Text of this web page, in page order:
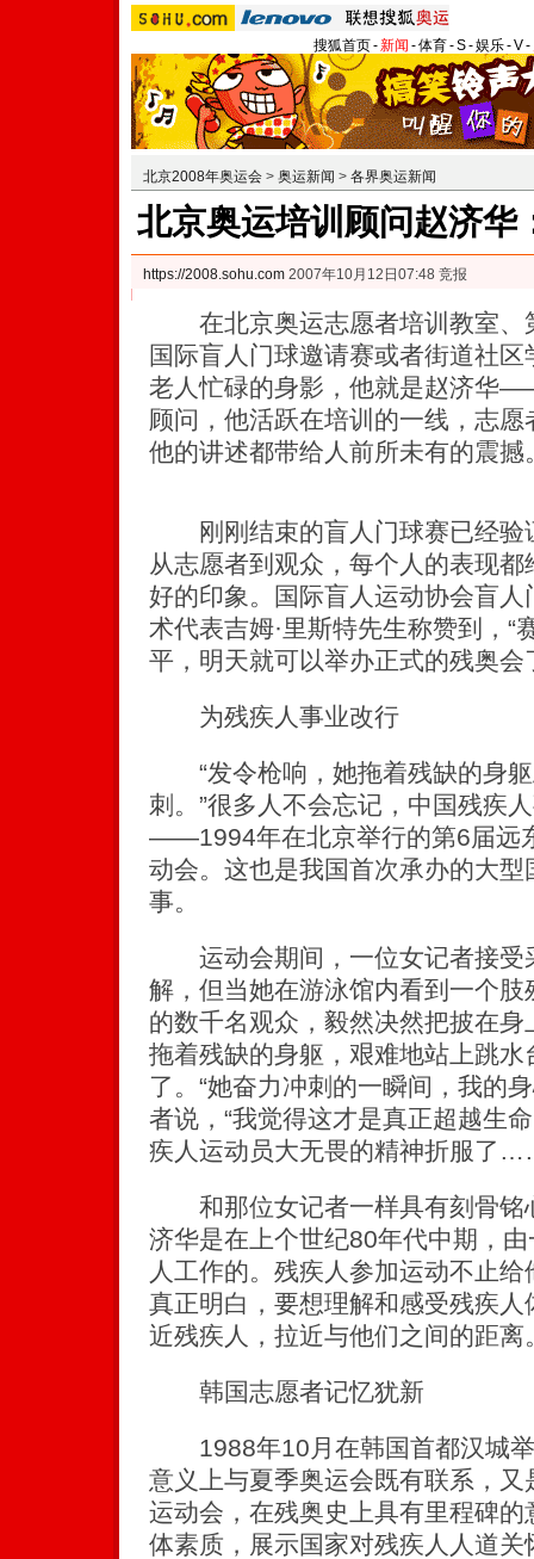
搜狐首页-新闻 -体育-S-娱乐-V-
北京2008年奥运会 > 奥运新闻 > 各界奥运新闻
北京奥运培训顾问赵济华
https://2008.sohu.com 2007年10月12日07:48 竞报
在北京奥运志愿者培训教室、
国际盲人门球邀请赛或者街道社
老人忙碌的身影，他就是赵济华
顾问，他活跃在培训的一线，志
他的讲述都带给人前所未有的震撼
刚刚结束的盲人门球赛已经验
从志愿者到观众，每个人的表现
好的印象。国际盲人运动协会盲
术代表吉姆·里斯特先生称赞到，“
平，明天就可以举办正式的残奥会
为残疾人事业改行
“发令枪响，她拖着残缺的身躯
刺。”很多人不会忘记，中国残疾
——1994年在北京举行的第6届远
动会。这也是我国首次承办的大
事。
运动会期间，一位女记者接受
解，但当她在游泳馆内看到一个
的数千名观众，毅然决然把披在
拖着残缺的身躯，艰难地站上跳
了。“她奋力冲刺的一瞬间，我的
者说，“我觉得这才是真正超越生
疾人运动员大无畏的精神折服了
和那位女记者一样具有刻骨铭
济华是在上个世纪80年代中期，
人工作的。残疾人参加运动不止
真正明白，要想理解和感受残疾
近残疾人，拉近与他们之间的距离
韩国志愿者记忆犹新
1988年10月在韩国首都汉城举
意义上与夏季奥运会既有联系，
运动会，在残奥史上具有里程碑
体素质，展示国家对残疾人人道